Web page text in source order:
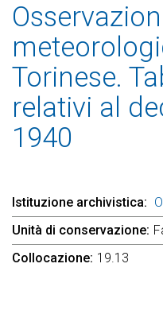
Torinese.
relativi al
1940
Istituzione archivistica
Unità di conservazione
Collocazione 19.13